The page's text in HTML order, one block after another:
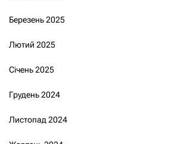
Березень 2025
Лютий 2025
Січень 2025
Грудень 2024
Листопад 2024